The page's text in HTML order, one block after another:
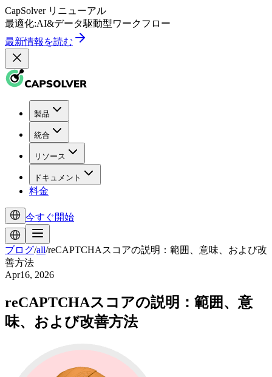
CapSolver リニューアル
最適化:AI&データ駆動型ワークフロー
最新情報を読む
製品
統合
リソース
ドキュメント
料金
今すぐ開始
ブログ/all/reCAPTCHAスコアの説明：範囲、意味、および改
善方法
Apr16, 2026
reCAPTCHAスコアの説明：範囲、意
味、および改善方法